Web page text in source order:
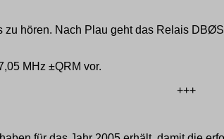
hören. Nach Plau geht das Relais
MHz ±QRM vor.
+++